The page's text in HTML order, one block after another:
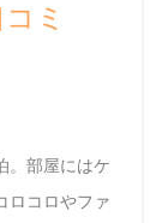
ミ
。部屋にはケ
ロコロやファ